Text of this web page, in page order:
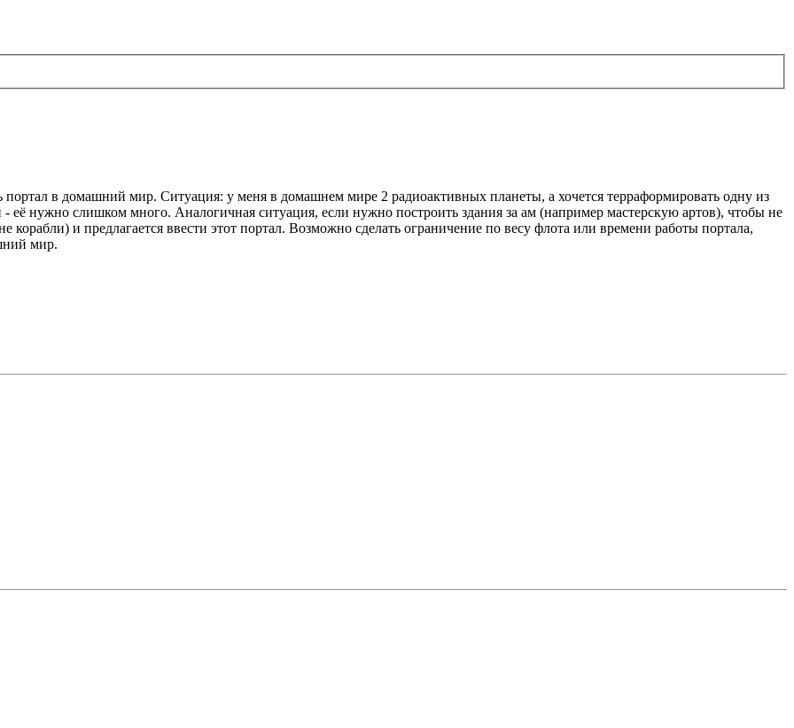
в домашний мир. Ситуация: у меня в домашнем мире 2 радиоактивных планеты, а хочется терраформировать одну из
её нужно слишком много. Аналогичная ситуация, если нужно построить здания за ам (например мастерскую артов), чтобы не
корабли) и предлагается ввести этот портал. Возможно сделать ограничение по весу флота или времени работы портала,
мир.